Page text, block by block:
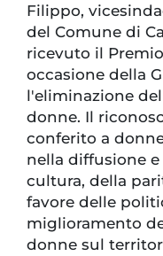
Filippo,
del Comune di
ricevuto il
occasione della
l'eliminazione
donne. Il
conferito a
nella diffusione
cultura, della
favore delle
miglioramento
donne sul